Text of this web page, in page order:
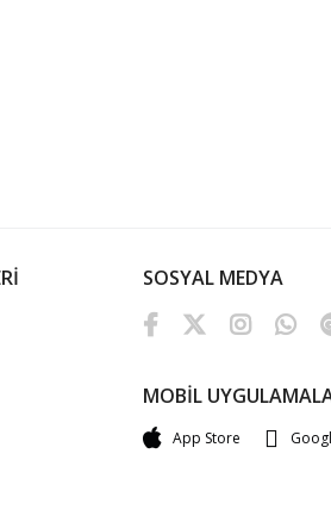
SOSYAL MEDYA
MOBİL
App Store